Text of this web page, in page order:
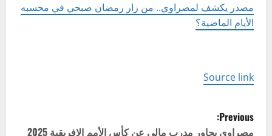
مصدر يكشف لمصراوي.. من زار رمضان صبحي في محسبه
الأيام الماضية؟
Source link
P
Previous:
مصراوي يحاور مدرب مالي عن كأس الأمم الإفريقية 2025